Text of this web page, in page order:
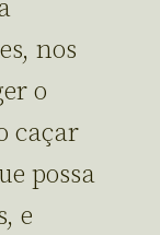
nos
o
caçar
possa
e